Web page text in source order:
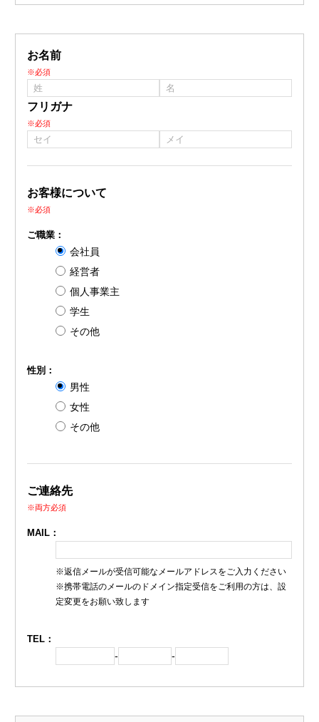
お名前
※必須
フリガナ
※必須
お客様について
※必須
ご職業：
会社員
経営者
個人事業主
学生
その他
性別：
男性
女性
その他
ご連絡先
※両方必須
MAIL：
※返信メールが受信可能なメールアドレスをご入力ください
※携帯電話のメールのドメイン指定受信をご利用の方は、設
定変更をお願い致します
TEL：
- -